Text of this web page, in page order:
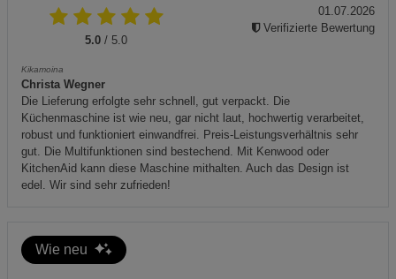
5.0 / 5.0
Kikamoina
Christa Wegner
Die Lieferung erfolgte sehr schnell, gut verpackt. Die
Küchenmaschine ist wie neu, gar nicht laut, hochwertig verarbeitet,
robust und funktioniert einwandfrei. Preis-Leistungsverhältnis sehr
gut. Die Multifunktionen sind bestechend. Mit Kenwood oder
KitchenAid kann diese Maschine mithalten. Auch das Design ist
edel. Wir sind sehr zufrieden!
01.07.2026
Verifizierte Bewertung
Wie neu